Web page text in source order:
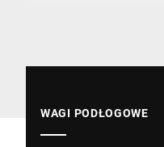
WAGI PODŁOGOWE